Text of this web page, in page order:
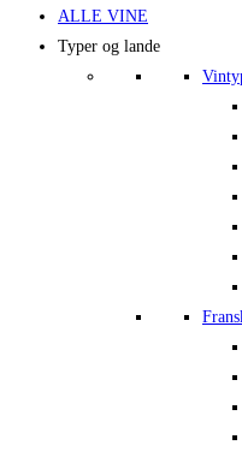
ALLE VINE
Typer og lande